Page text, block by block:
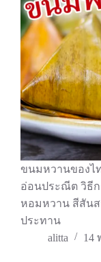
ขนมหวานของไ
อ่อนประณีต วิธี
หอมหวาน สีสัน
ประทาน
alitta
14